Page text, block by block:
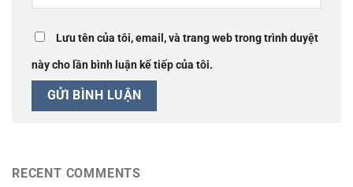
Lưu tên của tôi, email, và trang web trong trình duyệt
này cho lần bình luận kế tiếp của tôi.
RECENT COMMENTS